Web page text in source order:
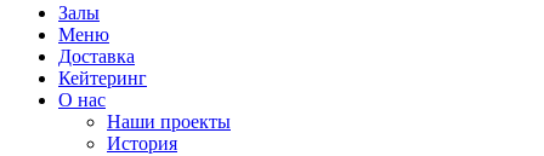
Залы
Меню
Доставка
Кейтеринг
О нас
Наши проекты
История